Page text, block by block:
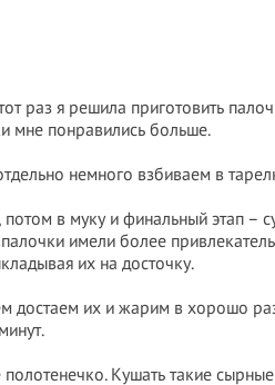
раз я решила приготовить
мне понравились больше.
немного взбиваем в
в муку и финальный этап –
имели более
их на досточку.
достаем их и жарим в хорошо
Кушать такие